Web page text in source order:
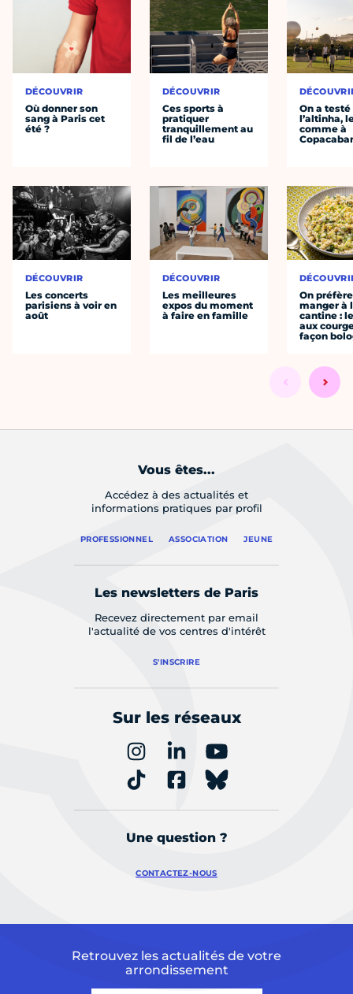
DÉCOUVRIR
Où donner son
sang à Paris cet
été ?
DÉCOUVRIR
Les concerts
parisiens à voir en
août
DÉCOUVRIR
Ces sports à
pratiquer
tranquillement au
fil de l’eau
DÉCOUVRIR
Les meilleures
expos du moment
à faire en famille
On a testé
l’altinha,
comme à
On préfère
manger à
cantine :
aux
façon
Vous êtes...
Accédez à des actualités et
informations pratiques par profil
PROFESSIONNEL ASSOCIATION JEUNE
Les newsletters de Paris
Recevez directement par email
l'actualité de vos centres d'intérêt
S'INSCRIRE
Sur les réseaux
Une question ?
CONTACTEZ-NOUS
Retrouvez les actualités de votre
arrondissement